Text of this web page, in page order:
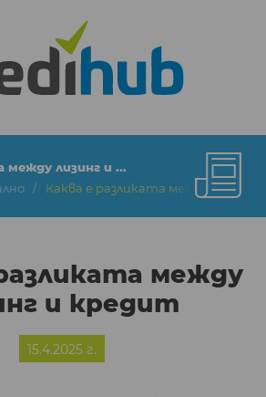
между лизинг и ...
Каква е разликата между лизинг
между
и кредит
15.4.2025 г.